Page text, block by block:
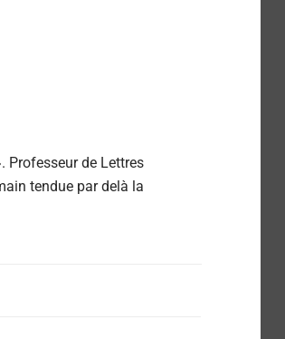
Professeur de Lettres
tendue par delà la